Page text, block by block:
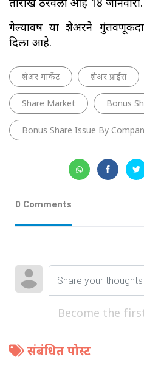
तारीख ठरवली आहे 18
गेल्यावर्षी या शेअरने
दिला आहे.
शेअर मार्केट शेअर प्राईस
Share Market Bonus
Bonus Share Issue By
0 Comments
Become the
संबंधित पोस्ट